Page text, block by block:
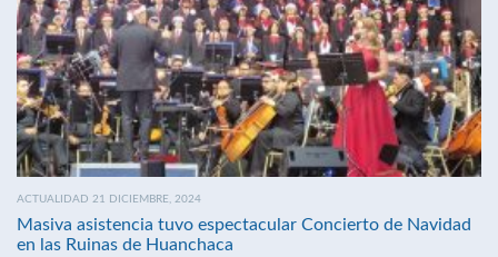
ACTUALIDAD 21 DICIEMBRE, 2024
Masiva asistencia tuvo espectacular Concierto de Navidad
en las Ruinas de Huanchaca